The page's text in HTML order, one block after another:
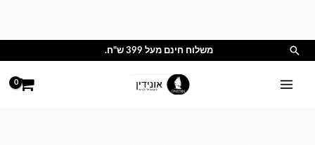
חיפוש משלוח חינם מעל 399 ש"ח.